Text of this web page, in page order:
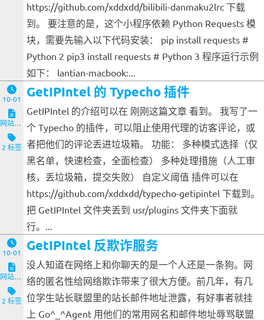
https://github.com/xddxdd/bilibili-danmaku2lrc 下载
到。 要注意的是，这个小程序依赖 Python Requests 模
块，需要先输入以下代码安装： pip install requests #
Python 2 pip3 install requests # Python 3 程序运行示例
如下： lantian-macbook:...
10-01
网站与服务端
2 标签
GetIPIntel 的 Typecho 插件
GetIPIntel 的介绍可以在 刚刚这篇文章 看到。 我写了一
个 Typecho 的插件，可以阻止使用代理的访客评论，或
者把他们的评论丢进垃圾箱。 功能： 多种模式选择（仅
黑名单，快速检查，全面检查） 多种处理措施（人工审
核，丢垃圾箱，提交失败） 自定义阈值 插件可以在
https://github.com/xddxdd/typecho-getipintel 下载到。
把 GetIPIntel 文件夹丢到 usr/plugins 文件夹下面就
行。...
10-01
网站与服务端
2 标签
GetIPIntel 反欺诈服务
没人知道在网络上和你聊天的是一个人还是一条狗。网
络的匿名性给网络欺诈带来了很大方便。前几年，有几
位学生站长联盟里的站长邮件地址泄露，有好事者就挂
上 Go^_^Agent 用他们的常用网名和邮件地址辱骂联盟